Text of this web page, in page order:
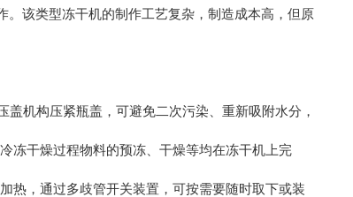
该类型冻干机的制作工艺复杂，制造成本高，但原
机构压紧瓶盖，可避免二次污染、重新吸附水分，
冻干燥过程物料的预冻、干燥等均在冻干机上完
热，通过多歧管开关装置，可按需要随时取下或装